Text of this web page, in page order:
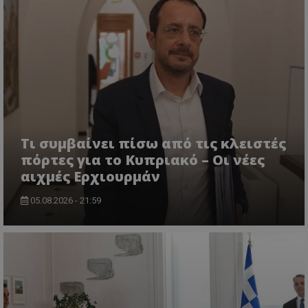
Τι συμβαίνει πίσω από τις κλειστές
πόρτες για το Κυπριακό – Οι νέες
αιχμές Ερχιουρμάν
05.08.2026 - 21:59
VISITOR_PRIVACY_METADATA
YouTube
.youtube.com